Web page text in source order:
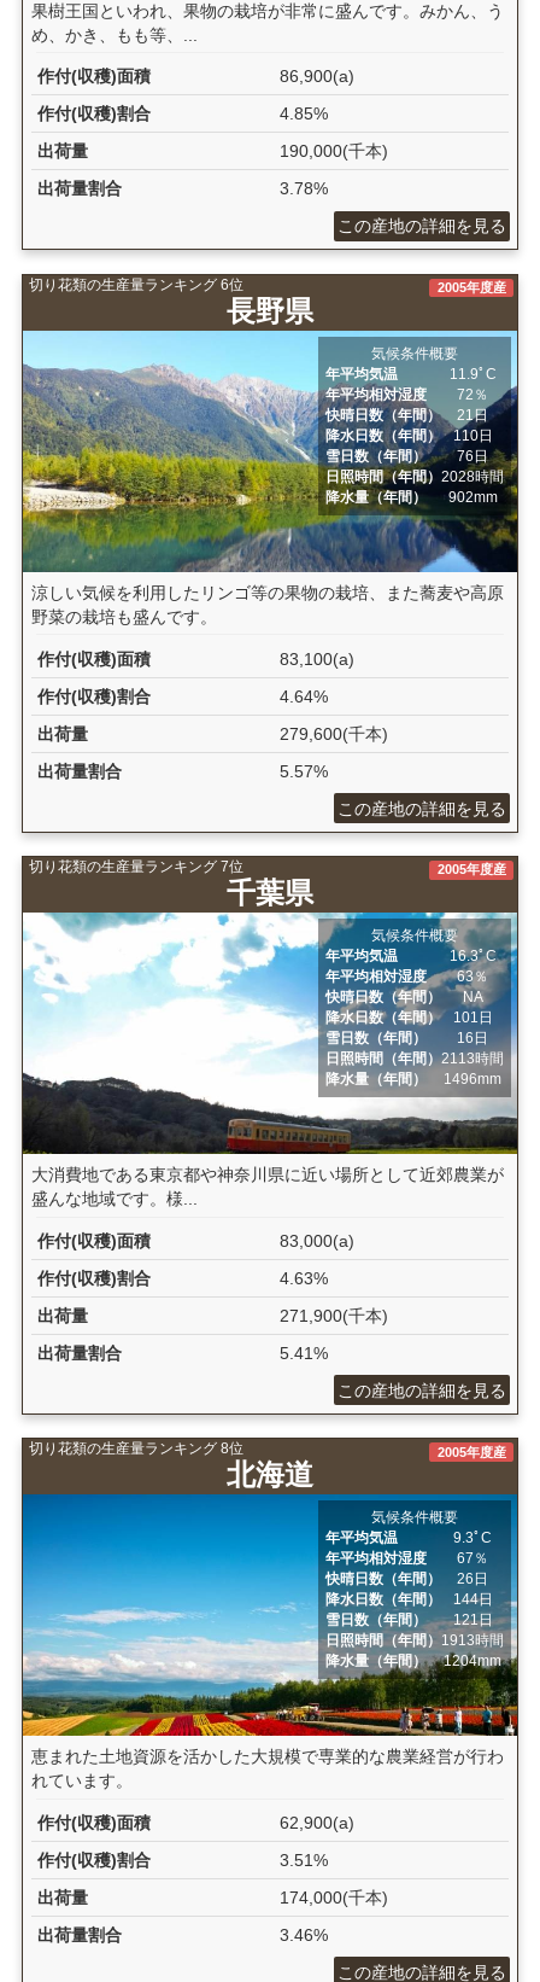
果樹王国といわれ、果物の栽培が非常に盛んです。みかん、う
め、かき、もも等、...
作付(収穫)面積
86,900(a)
作付(収穫)割合
4.85%
出荷量
190,000(千本)
出荷量割合
3.78%
この産地の詳細を見る
切り花類の生産量ランキング 6位
長野県
2005年度産
気候条件概要
年平均気温
11.9ﾟC
年平均相対湿度
72％
快晴日数（年間）
21日
降水日数（年間）
110日
雪日数（年間）
76日
日照時間（年間）2028時間
降水量（年間）
902mm
涼しい気候を利用したリンゴ等の果物の栽培、また蕎麦や高原
野菜の栽培も盛んです。
作付(収穫)面積
83,100(a)
作付(収穫)割合
4.64%
出荷量
279,600(千本)
出荷量割合
5.57%
この産地の詳細を見る
切り花類の生産量ランキング 7位
千葉県
2005年度産
気候条件概要
年平均気温
16.3ﾟC
年平均相対湿度
63％
快晴日数（年間）
NA
降水日数（年間）
101日
雪日数（年間）
16日
日照時間（年間）2113時間
降水量（年間）
1496mm
大消費地である東京都や神奈川県に近い場所として近郊農業が
盛んな地域です。様...
作付(収穫)面積
83,000(a)
作付(収穫)割合
4.63%
出荷量
271,900(千本)
出荷量割合
5.41%
この産地の詳細を見る
切り花類の生産量ランキング 8位
北海道
2005年度産
気候条件概要
年平均気温
9.3ﾟC
年平均相対湿度
67％
快晴日数（年間）
26日
降水日数（年間）
144日
雪日数（年間）
121日
日照時間（年間） 1913時間
降水量（年間）
1204mm
恵まれた土地資源を活かした大規模で専業的な農業経営が行わ
れています。
作付(収穫)面積
62,900(a)
作付(収穫)割合
3.51%
出荷量
174,000(千本)
出荷量割合
3.46%
この産地の詳細を見る